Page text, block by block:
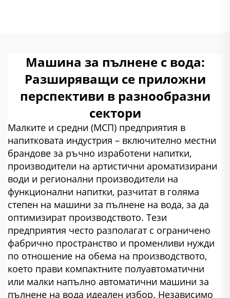
Машина за пълнене с вода:
Разширяващи се приложни
перспективи в разнообразни
сектори
Малките и средни (МСП) предприятия в
напитковата индустрия – включително местни
брандове за ръчно изработени напитки,
производители на артистични ароматизирани
води и регионални производители на
функционални напитки, разчитат в голяма
степен на машини за пълнене на вода, за да
оптимизират производството. Тези
предприятия често разполагат с ограничено
фабрично пространство и променливи нужди
по отношение на обема на производството,
което прави компактните полуавтоматични
или малки напълно автоматични машини за
пълнене на вода идеален избор. Независимо